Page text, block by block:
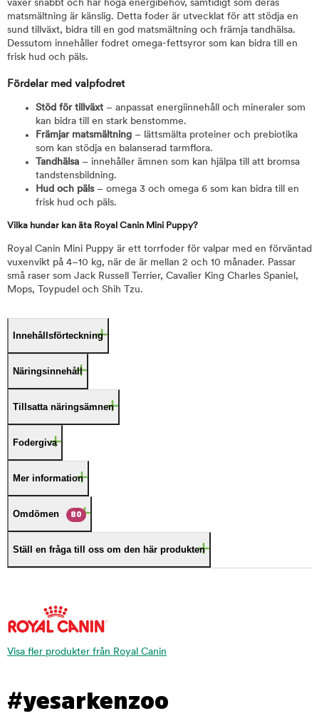
växer snabbt och har höga energibehov, samtidigt som deras
matsmältning är känslig. Detta foder är utvecklat för att stödja en
sund tillväxt, bidra till en god matsmältning och främja tandhälsa.
Dessutom innehåller fodret omega-fettsyror som kan bidra till en
frisk hud och päls.
Fördelar med valpfodret
Stöd för tillväxt – anpassat energiinnehåll och mineraler som
kan bidra till en stark benstomme.
Främjar matsmältning – lättsmälta proteiner och prebiotika
som kan stödja en balanserad tarmflora.
Tandhälsa – innehåller ämnen som kan hjälpa till att bromsa
tandstensbildning.
Hud och päls – omega 3 och omega 6 som kan bidra till en
frisk hud och päls.
Vilka hundar kan äta Royal Canin Mini Puppy?
Royal Canin Mini Puppy är ett torrfoder för valpar med en förväntad
vuxenvikt på 4–10 kg, när de är mellan 2 och 10 månader. Passar
små raser som Jack Russell Terrier, Cavalier King Charles Spaniel,
Mops, Toypudel och Shih Tzu.
Innehållsförteckning
Näringsinnehåll
Tillsatta näringsämnen
Fodergiva
Mer information
Omdömen 80
Ställ en fråga till oss om den här produkten
Visa fler produkter från Royal Canin
#yesarkenzoo